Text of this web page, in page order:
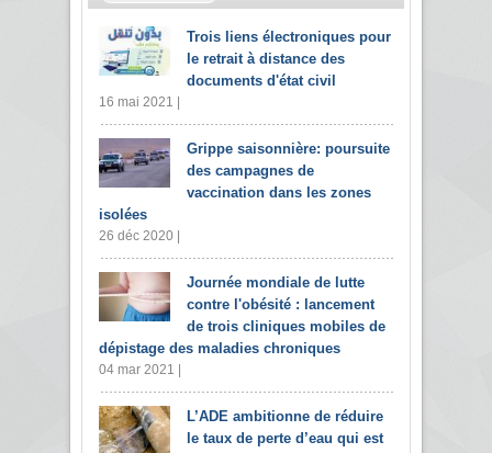
Trois liens électroniques pour
le retrait à distance des
documents d'état civil
16 mai 2021 |
Grippe saisonnière: poursuite
des campagnes de
vaccination dans les zones
isolées
26 déc 2020 |
Journée mondiale de lutte
contre l'obésité : lancement
de trois cliniques mobiles de
dépistage des maladies chroniques
04 mar 2021 |
L’ADE ambitionne de réduire
le taux de perte d’eau qui est